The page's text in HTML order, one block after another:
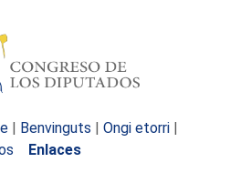
| Benvinguts | Ongi etorri |
Enlaces